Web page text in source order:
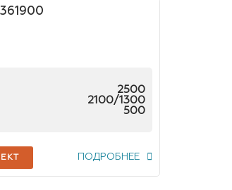
2500
2100/1300
500
ПОДРОБНЕЕ